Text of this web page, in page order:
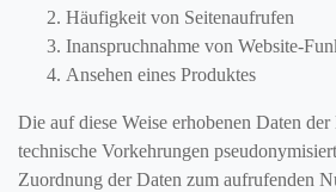
Häufigkeit von Seitenaufrufen
Inanspruchnahme von Website-
Ansehen eines Produktes
Die auf diese Weise erhobenen Daten
technische Vorkehrungen
Zuordnung der Daten zum aufrufenden